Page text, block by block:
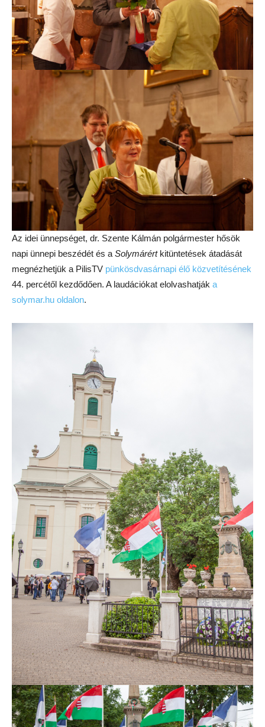
Az idei ünnepséget, dr. Szente Kálmán polgármester hősök
napi ünnepi beszédét és a Solymárértkitüntetések átadását
megnézhetjük a PilisTV pünkösdvasárnapi élő közvetítésének
44. percétől kezdődően. A laudációkat elolvashatják a
solymar.hu oldalon.